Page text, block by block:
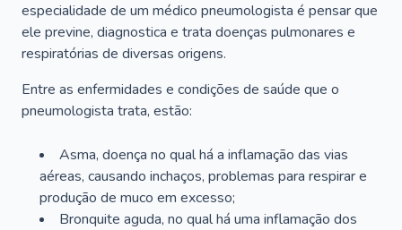
especialidade de um médico pneumologista é pensar que
ele previne, diagnostica e trata doenças pulmonares e
respiratórias de diversas origens.
Entre as enfermidades e condições de saúde que o
pneumologista trata, estão:
Asma, doença no qual há a inflamação das vias
aéreas, causando inchaços, problemas para respirar e
produção de muco em excesso;
Bronquite aguda, no qual há uma inflamação dos